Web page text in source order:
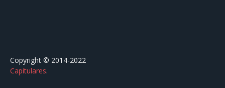
Copyright © 2014-2022
Capitulares.⠀⠀⠀⠀⠀⠀⠀⠀⠀⠀⠀⠀⠀⠀⠀⠀⠀⠀⠀⠀⠀⠀⠀⠀⠀⠀⠀